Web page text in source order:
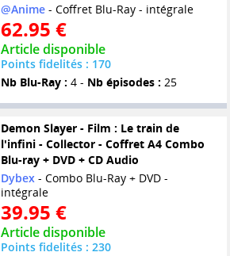
@Anime- Coffret Blu-Ray - intégrale
62.95 €
Article disponible
Points fidelités : 170
Nb Blu-Ray : 4 - Nb épisodes : 25
Demon Slayer - Film : Le train de
l'infini - Collector - Coffret A4 Combo
Blu-ray + DVD + CD Audio
Dybex- Combo Blu-Ray + DVD -
intégrale
39.95 €
Article disponible
Points fidelités : 230